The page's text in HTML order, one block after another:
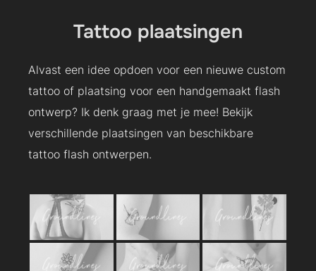
Tattoo plaatsingen
Alvast een idee opdoen voor een nieuwe custom
tattoo of plaatsing voor een handgemaakt flash
ontwerp? Ik denk graag met je mee! Bekijk
verschillende plaatsingen van beschikbare
tattoo flash ontwerpen.